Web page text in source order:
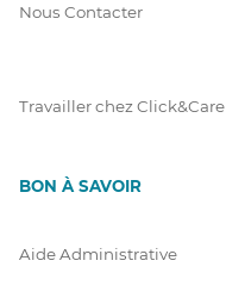
Nous Contacter
Travailler chez Click&Care
BON À SAVOIR
Aide Administrative